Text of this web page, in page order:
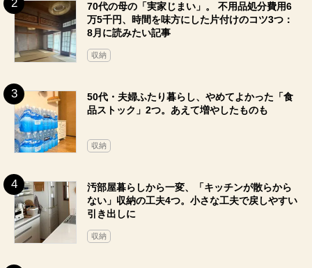
70代の母の「実家じまい」。 不用品処分費用6
万5千円、時間を味方にした片付けのコツ3つ：
8月に読みたい記事
収納
50代・夫婦ふたり暮らし、やめてよかった「食
品ストック」2つ。あえて増やしたものも
収納
汚部屋暮らしから一変、「キッチンが散らから
ない」収納の工夫4つ。小さな工夫で戻しやすい
引き出しに
収納